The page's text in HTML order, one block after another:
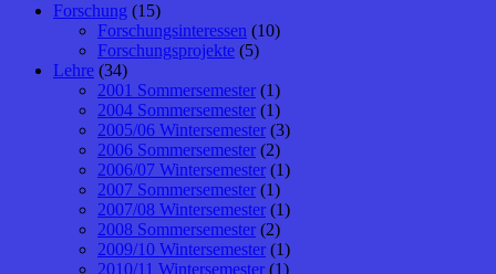
Forschung (15)
Forschungsinteressen (10)
Forschungsprojekte (5)
Lehre (34)
2001 Sommersemester (1)
2004 Sommersemester (1)
2005/06 Wintersemester (3)
2006 Sommersemester (2)
2006/07 Wintersemester (1)
2007 Sommersemester (1)
2007/08 Wintersemester (1)
2008 Sommersemester (2)
2009/10 Wintersemester (1)
2010/11 Wintersemester (1)